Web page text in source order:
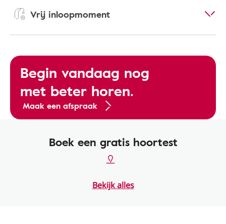
Vrij inloopmoment
Begin vandaag nog
met beter horen.
Maak een afspraak
Boek een gratis hoortest
Bekijk alles